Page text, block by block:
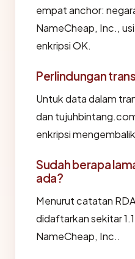
empat anchor:
NameCheap, Inc.,
enkripsi OK.
Perlindungan
Untuk data dalam
dan
enkripsi
Sudah berapa
ada?
Menurut catatan
didaftarkan sekitar
NameCheap, Inc..